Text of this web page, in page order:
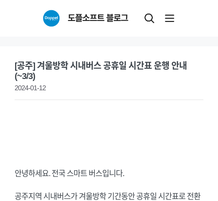
도플소프트 블로그
[공주] 겨울방학 시내버스 공휴일 시간표 운행 안내
(~3/3)
2024-01-12
안녕하세요. 전국 스마트 버스입니다.
공주지역 시내버스가 겨울방학 기간동안 공휴일 시간표로 전환